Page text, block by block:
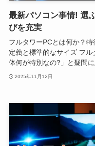
最新パソコン事情! 選
びを充実
フルタワーPCとは何か？
定義と標準的なサイズ フ
体何が特別なの?」と疑問
2025年11月12日